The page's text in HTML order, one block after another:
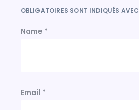
OBLIGATOIRES SONT INDIQUÉS AVEC
Name *
Email *